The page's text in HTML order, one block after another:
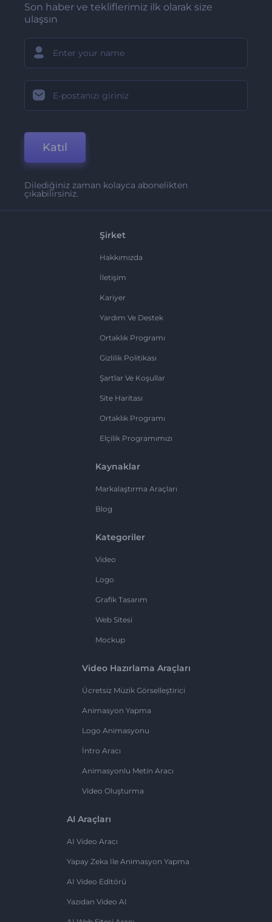
Son haber ve tekliflerimiz ilk olarak size
ulaşsın
Katıl
Dilediğiniz zaman kolayca abonelikten
çıkabilirsiniz.
Şirket
Hakkımızda
İletişim
Kariyer
Yardım Ve Destek
Ortaklık Programı
Gizlilik Politikası
Şartlar Ve Koşullar
Site Haritası
Ortaklık Programı
Elçilik Programımızı
Kaynaklar
Markalaştırma Araçları
Blog
Kategoriler
Video
Logo
Grafik Tasarım
Web Sitesi
Mockup
Video Hazırlama Araçları
Ücretsiz Müzik Görselleştirici
Animasyon Yapma
Logo Animasyonu
İntro Aracı
Animasyonlu Metin Aracı
Video Oluşturma
AI Araçları
AI Video Aracı
Yapay Zeka Ile Animasyon Yapma
AI Video Editörü
Yazıdan Video AI